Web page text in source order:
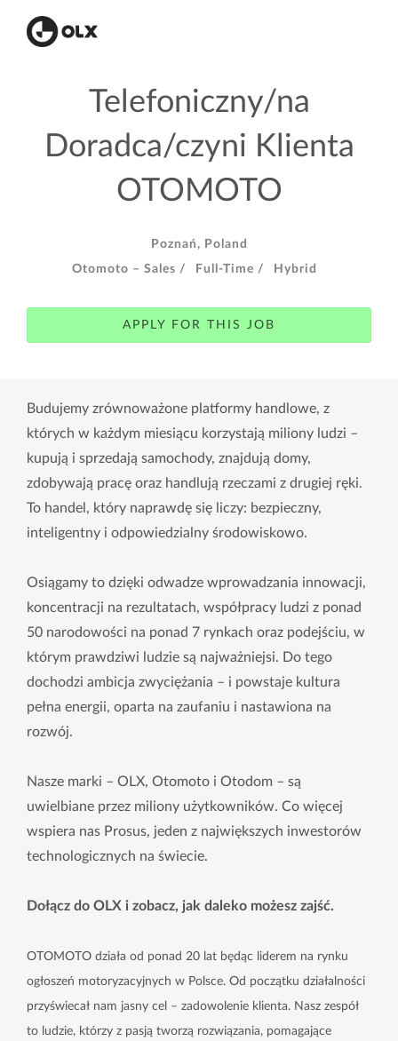
Telefoniczny/na
Doradca/czyni Klienta
OTOMOTO
Poznań, Poland
Otomoto – Sales /
Full-Time / Hybrid
APPLY FOR THIS JOB
Budujemy zrównoważone platformy handlowe, z
których w każdym miesiącu korzystają miliony ludzi –
kupują i sprzedają samochody, znajdują domy,
zdobywają pracę oraz handlują rzeczami z drugiej ręki.
To handel, który naprawdę się liczy: bezpieczny,
inteligentny i odpowiedzialny środowiskowo.
Osiągamy to dzięki odwadze wprowadzania innowacji,
koncentracji na rezultatach, współpracy ludzi z ponad
50 narodowości na ponad 7 rynkach oraz podejściu, w
którym prawdziwi ludzie są najważniejsi. Do tego
dochodzi ambicja zwyciężania – i powstaje kultura
pełna energii, oparta na zaufaniu i nastawiona na
rozwój.
Nasze marki – OLX, Otomoto i Otodom – są
uwielbiane przez miliony użytkowników. Co więcej
wspiera nas Prosus, jeden z największych inwestorów
technologicznych na świecie.
Dołącz do OLX i zobacz, jak daleko możesz zajść.
OTOMOTO działa od ponad 20 lat będąc liderem na rynku
ogłoszeń motoryzacyjnych w Polsce. Od początku działalności
przyświecał nam jasny cel – zadowolenie klienta. Nasz zespół
to ludzie, którzy z pasją tworzą rozwiązania, pomagające